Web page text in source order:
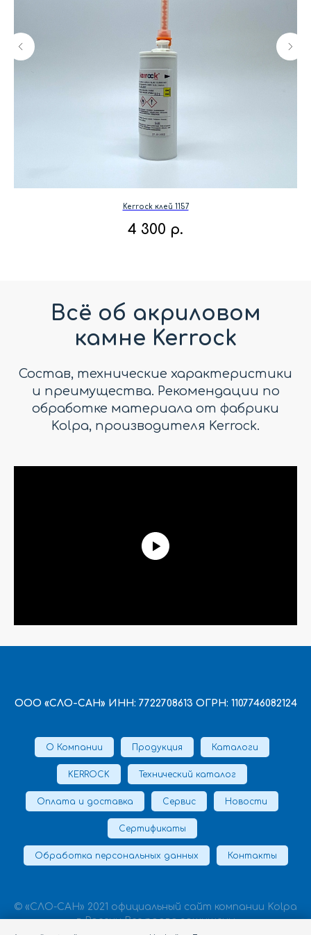
Kerrock клей 1157
4 300 р.
Всё об акриловом
камне Kerrock
Состав, технические характеристики
и преимущества. Рекомендации по
обработке материала от фабрики
Kolpa, производителя Kerrock.
ООО «СЛО-САН» ИНН: 7722708613 ОГРН: 1107746082124
О Компании Продукция Каталоги
KERROCK Технический каталог
Оплата и доставка Сервис Новости
Сертификаты
Обработка персональных данных Контакты
© «СЛО-САН» 2021 официальный сайт компании Kolpa
в России Все права защищены